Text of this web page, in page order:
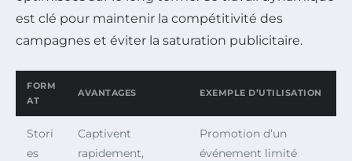
est clé pour maintenir la compétitivité des
campagnes et éviter la saturation publicitaire.
FORM
AT
AVANTAGES EXEMPLE D’UTILISATION
Stori
es
Captivent
rapidement,
Promotion d’un
événement limité